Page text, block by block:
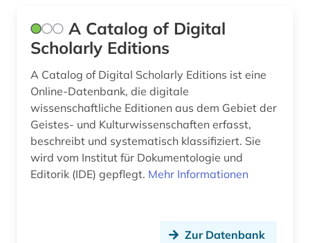
elektronisches buch (9)
emmanuel lévinas (1)
engels (1)
entwicklungspolitik (1)
epistemische logik (1)
erasmus von rotterdam (1)
Tuerkei (1)
A Catalog of Digital
Scholarly Editions
A Catalog of Digital Scholarly Editions ist eine
Online-Datenbank, die digitale
wissenschaftliche Editionen aus dem Gebiet der
Geistes- und Kulturwissenschaften erfasst,
beschreibt und systematisch klassifiziert. Sie
wird vom Institut für Dokumentologie und
Editorik (IDE) gepflegt. Mehr Informationen
Zur Datenbank